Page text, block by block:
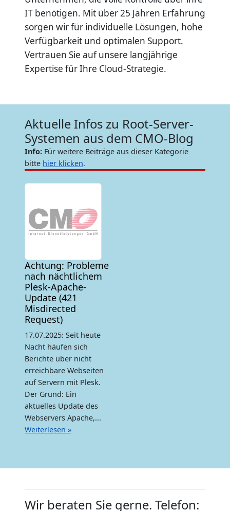
IT benötigen. Mit über 25 Jahren Erfahrung
sorgen wir für individuelle Lösungen, hohe
Verfügbarkeit und optimalen Support.
Vertrauen Sie auf unsere langjährige
Expertise für Ihre Cloud-Strategie.
Aktuelle Infos zu Root-Server-
Systemen aus dem CMO-Blog
Info: Für weitere Beiträge aus dieser Kategorie
bitte hier klicken.
Achtung: Probleme
nach nächtlichem
Plesk-Apache-
Update (421
Misdirected
Request)
17.07.2025: Seit heute
Nacht häufen sich
Berichte über nicht
erreichbare Webseiten
auf Servern mit Plesk.
Der Grund: Ein
aktuelles Update des
Webservers Apache,...
Weiterlesen »
Wir beraten Sie gerne. Telefon: